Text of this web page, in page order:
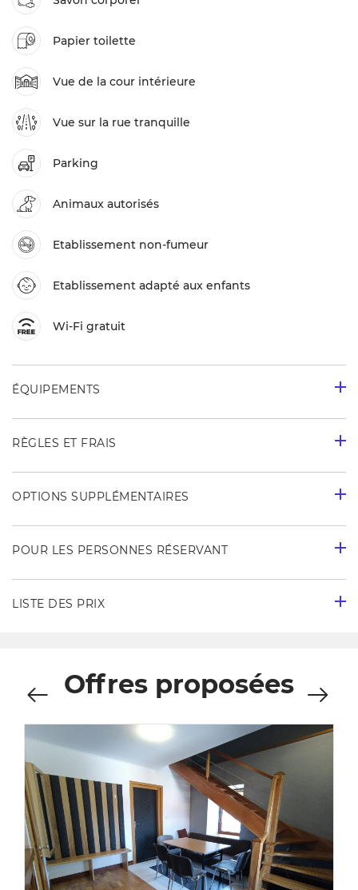
Papier toilette
Vue de la cour intérieure
Vue sur la rue tranquille
Parking
Animaux autorisés
Etablissement non-fumeur
Etablissement adapté aux enfants
Wi-Fi gratuit
ÉQUIPEMENTS
RÈGLES ET FRAIS
OPTIONS SUPPLÉMENTAIRES
POUR LES PERSONNES RÉSERVANT
LISTE DES PRIX
Offres proposées